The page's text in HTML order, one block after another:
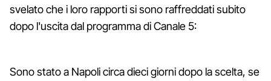
svelato che i loro rapporti si sono raffreddati subito
dopo l'uscita dal programma di Canale 5:
Sono stato a Napoli circa dieci giorni dopo la scelta, se